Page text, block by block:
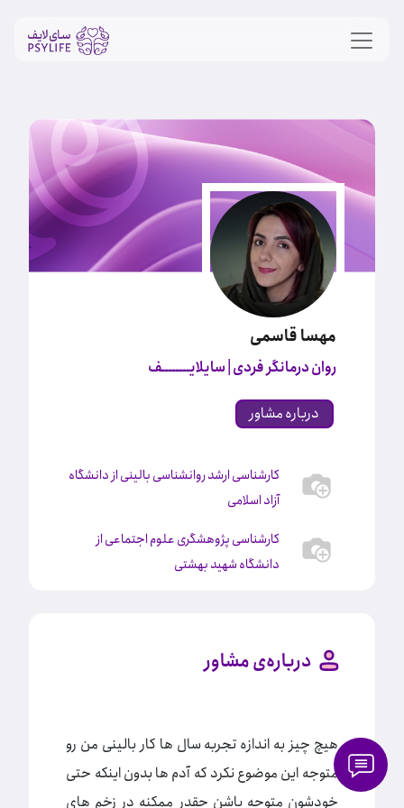
مهسا قاسمی
روان درمانگر فردی | سایلایــــــــف
درباره مشاور
کارشناسی ارشد روانشناسی بالینی از دانشگاه
آزاد اسلامی
کارشناسی پژوهشگری علوم اجتماعی از
دانشگاه شهید بهشتی
درباره‌ی مشاور
هیچ چیز به اندازه تجربه سال ها کار بالینی من رو
متوجه این موضوع نکرد که آدم ها بدون اینکه حتی
خودشون متوجه باشن چقدر ممکنه در زخم های